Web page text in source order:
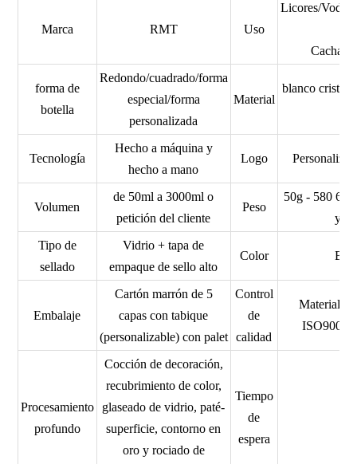
Marca RMT Uso
Licores/
forma de
botella
Redondo/cuadrado/forma
especial/forma
personalizada
Material
blanco cristal/
Tecnología
Hecho a máquina y
hecho a mano
Logo
Volumen
de 50ml a 3000ml o
petición del cliente
Peso
50g - 580
y
Tipo de
sellado
Vidrio + tapa de
empaque de sello alto
Color
Embalaje
Cartón marrón de 5
capas con tabique
(personalizable) con palet
Control
de
calidad
Material
ISO9001,
Procesamiento
profundo
Cocción de decoración,
recubrimiento de color,
glaseado de vidrio, paté-
superficie, contorno en
oro y rociado de
Tiempo
de
espera